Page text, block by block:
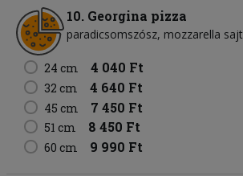
10. Georgina pizza
paradicsomszósz mozzarella sajt
24 cm 4 040 Ft
32 cm 4 640 Ft
45 cm 7 450 Ft
51 cm 8 450 Ft
60 cm 9 990 Ft